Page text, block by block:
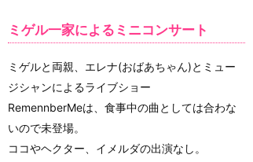
ミゲル一家によるミニコンサート
ミゲルと両親、エレナ(おばあちゃん)とミュー
ジシャンによるライブショー
RemennberMeは、食事中の曲としては合わな
いので未登場。
ココやヘクター、イメルダの出演なし。